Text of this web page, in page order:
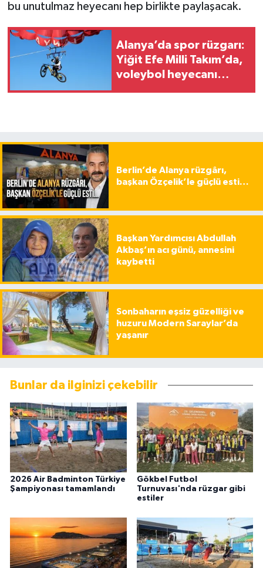
bu unutulmaz heyecanı hep birlikte paylaşacak.
Alanya’da spor rüzgarı:
Yiğit Efe Milli Takım’da,
voleybol heyecanı
Berlin’de Alanya rüzgârı,
başkan Özçelik’le güçlü esti…
Başkan Yardımcısı Abdullah
Akbaş’ın acı günü, annesini
kaybetti
Sonbaharın eşsiz güzelliği ve
huzuru Modern Saraylar’da
yaşanır
Bunlar da ilginizi çekebilir
2026 Air Badminton Türkiye
Şampiyonası tamamlandı
Gökbel Futbol
Turnuvası'nda rüzgar gibi
estiler